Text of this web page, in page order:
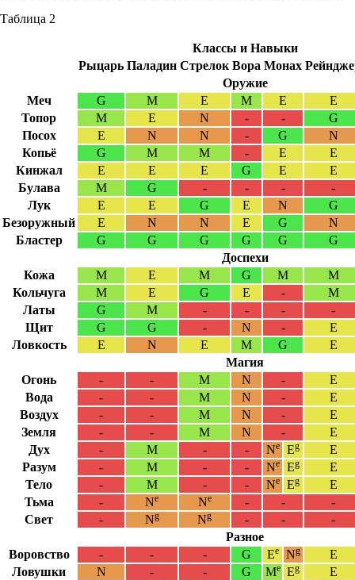
Таблица 2
Классы и Навыки
Рыцарь Паладин Стрелок Вора Монах
Оружие
Меч
G M E M E
E
Топор
M E N - -
G
Посох
E N N - G
N
Копьё
G M M - E
E
Кинжал
E E E G E
E
Булава
M G - - -
-
Лук
E E G E N
G
Безоружный
E N N E G
N
Бластер
G G G G G
G
Доспехи
Кожа
M E M G M
M
Кольчуга
M E G E -
M
Латы
G M - - -
-
Щит
G G - N -
E
Ловкость
E N E M G
E
Магия
Огонь
- - M N -
E
Вода
- - M N -
E
Воздух
- - M N -
E
Земля
- - M N -
E
Дух
- M - - Ne Eg
E
Разум
- M - - Ne Eg
E
Тело
- M - - Ne Eg
E
Тьма
- Ne Ne - -
-
Свет
- Ng Ng - -
-
Разное
Воровство
- - - G Ee Ng
E
Ловушки
N - - G Me Eg
E